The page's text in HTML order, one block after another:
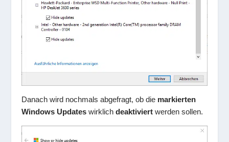
Danach wird nochmals abgefragt, ob die markierten
Windows Updates wirklichdeaktiviert werden sollen.